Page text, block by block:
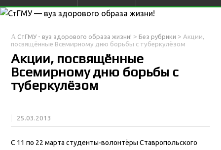
СтГМУ - вуз здорового образа жизни! > Без рубрики > Акции,
посвящённые Всемирному дню борьбы с туберкулёзом
Акции, посвящённые
Всемирному дню борьбы с
туберкулёзом
25.03.2013
С 11 по 22 марта студенты-волонтёры Ставропольского